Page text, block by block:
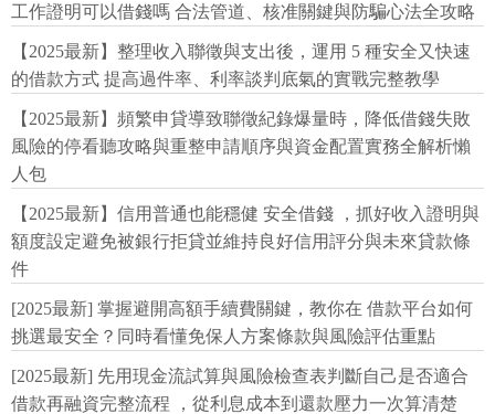
工作證明可以借錢嗎 合法管道、核准關鍵與防騙心法全攻略
【2025最新】整理收入聯徵與支出後，運用 5 種安全又快速
的借款方式 提高過件率、利率談判底氣的實戰完整教學
【2025最新】頻繁申貸導致聯徵紀錄爆量時，降低借錢失敗
風險的停看聽攻略與重整申請順序與資金配置實務全解析懶
人包
【2025最新】信用普通也能穩健 安全借錢 ，抓好收入證明與
額度設定避免被銀行拒貸並維持良好信用評分與未來貸款條
件
[2025最新] 掌握避開高額手續費關鍵，教你在 借款平台如何
挑選最安全？同時看懂免保人方案條款與風險評估重點
[2025最新] 先用現金流試算與風險檢查表判斷自己是否適合
借款再融資完整流程 ，從利息成本到還款壓力一次算清楚